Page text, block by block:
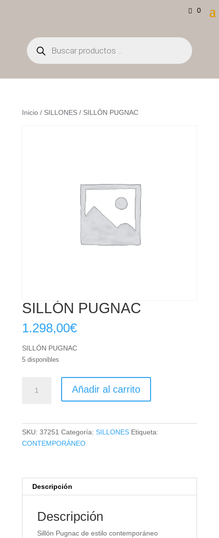
0
Búsqueda
de
productos
Inicio/ SILLONES/ SILLÓN PUGNAC
SILLÓN PUGNAC
1.298,00€
SILLÓN PUGNAC
5 disponibles
PUGNAC
Añadir al carrito
SKU: 37251 Categoría: SILLONES Etiqueta:
CONTEMPORÁNEO
Descripción
Descripción
Sillón Pugnac de estilo contemporáneo